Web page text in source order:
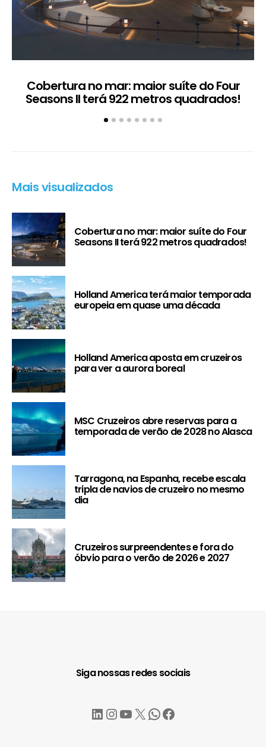
Cobertura no mar: maior suíte do Four
Seasons II terá 922 metros quadrados!
Mais visualizados
Cobertura no mar: maior suíte do Four
Seasons II terá 922 metros quadrados!
Holland America terá maior temporada
europeia em quase uma década
Holland America aposta em cruzeiros
para ver a aurora boreal
MSC Cruzeiros abre reservas para a
temporada de verão de 2028 no Alasca
Tarragona, na Espanha, recebe escala
tripla de navios de cruzeiro no mesmo
dia
Cruzeiros surpreendentes e fora do
óbvio para o verão de 2026 e 2027
Siga nossas redes sociais
LinkedIn
Instagram
YouTube
X WhatsApp
Facebook